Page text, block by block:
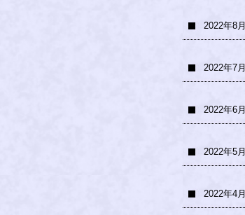
2022年8月
2022年7月
2022年6月
2022年5月
2022年4月